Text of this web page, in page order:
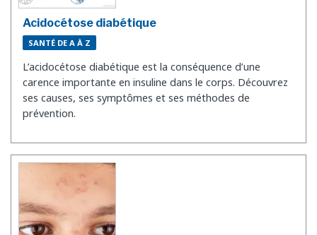
Acidocétose diabétique
SANTÉ DE A À Z
L’acidocétose diabétique est la conséquence d’une
carence importante en insuline dans le corps. Découvrez
ses causes, ses symptômes et ses méthodes de
prévention.